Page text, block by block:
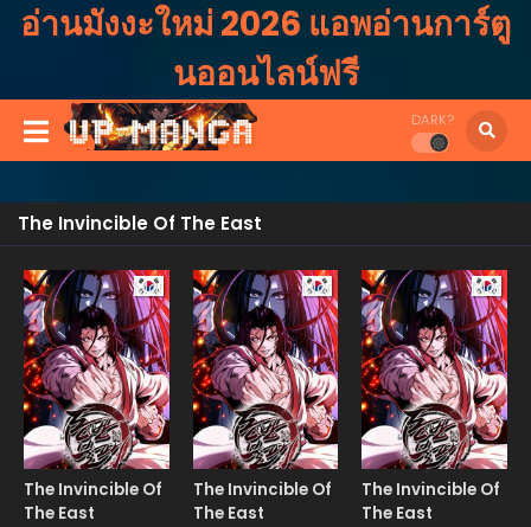
อ่านมังงะใหม่ 2026 แอพอ่านการ์ตู
นออนไลน์ฟรี
DARK?
The Invincible Of The East
Manhwa
The Invincible Of
The East
Manhwa
The Invincible Of
The East
The Invincible Of
The East